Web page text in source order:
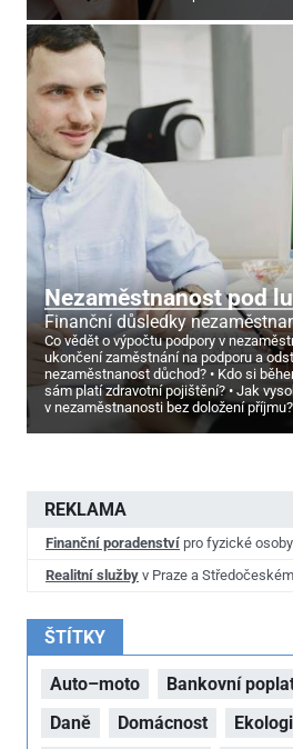
Nezaměstnanost pod
Finanční důsledky
Co vědět o výpočtu podpory v
ukončení zaměstnání na podporu a
nezaměstnanost důchod?
Kdo si
sám platí zdravotní pojištění?
Jak
v nezaměstnanosti bez doložení příjmu?
REKLAMA
Finanční poradenství pro fyzické
Realitní služby v Praze a
ŠTÍTKY
Auto–moto Bankovní
Daně
Domácnost